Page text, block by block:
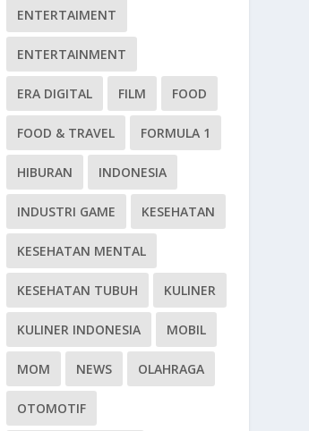
ENTERTAIMENT
ENTERTAINMENT
ERA DIGITAL FILM FOOD
FOOD & TRAVEL FORMULA 1
HIBURAN INDONESIA
INDUSTRI GAME KESEHATAN
KESEHATAN MENTAL
KESEHATAN TUBUH KULINER
KULINER INDONESIA MOBIL
MOM NEWS OLAHRAGA
OTOMOTIF